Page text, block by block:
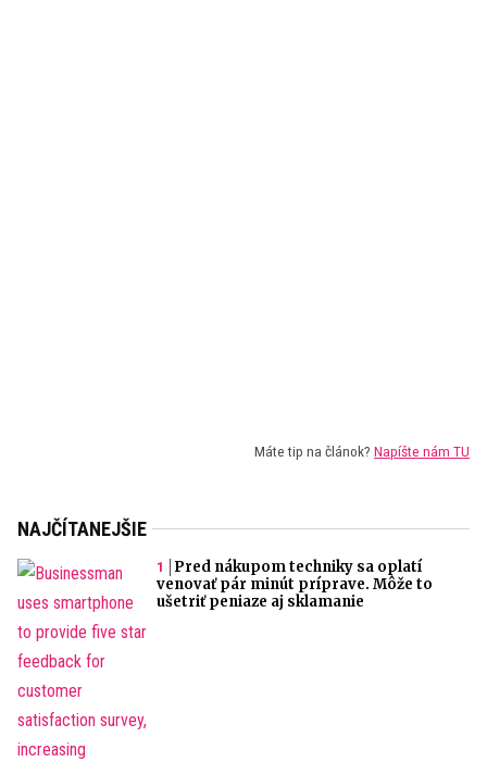
Máte tip na článok? Napíšte nám TU
NAJČÍTANEJŠIE
Pred nákupom techniky sa oplatí
venovať pár minút príprave. Môže to
ušetriť peniaze aj sklamanie